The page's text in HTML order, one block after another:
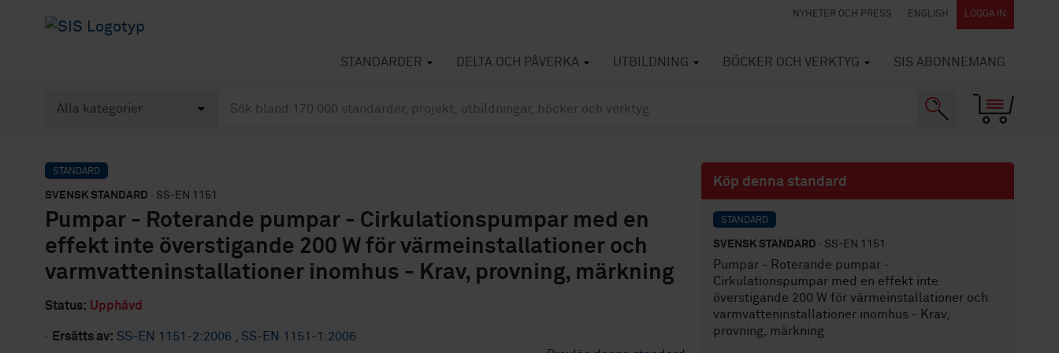
NYHETER OCH PRESS ENGLISH LOGGA IN
STANDARDER DELTA OCH PÅVERKA UTBILDNING BÖCKER OCH VERKTYG SIS ABONNEMANG
STANDARD
SVENSK STANDARD · SS-EN 1151
Pumpar - Roterande pumpar - Cirkulationspumpar med en
effekt inte överstigande 200 W för värmeinstallationer och
varmvatteninstallationer inomhus - Krav, provning, märkning
Status: Upphävd
· Ersätts av: SS-EN 1151-2:2006
SS-EN 1151-1:2006
Köp denna standard
STANDARD
SVENSK STANDARD · SS-EN 1151
Pumpar - Roterande pumpar -
Cirkulationspumpar med en effekt inte
överstigande 200 W för värmeinstallationer och
varmvatteninstallationer inomhus - Krav,
provning, märkning